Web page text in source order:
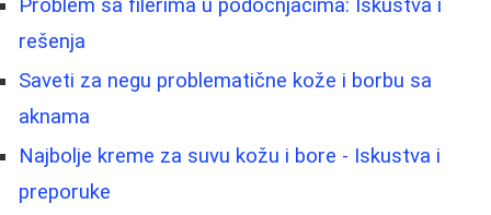
Problem sa filerima u podočnjacima: Iskustva i
rešenja
Saveti za negu problematične kože i borbu sa
aknama
Najbolje kreme za suvu kožu i bore - Iskustva i
preporuke